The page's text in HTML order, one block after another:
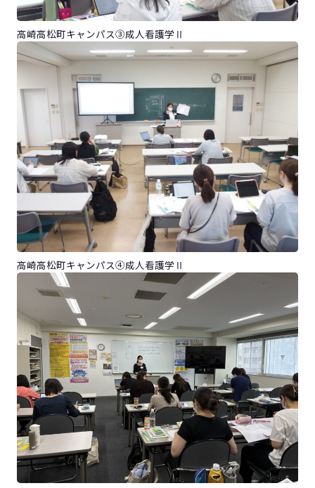
高崎高松町キャンパス③成人看護学Ⅱ
高崎高松町キャンパス④成人看護学Ⅱ